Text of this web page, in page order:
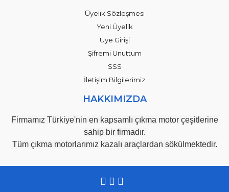
Üyelik Sözleşmesi
Yeni Üyelik
Üye Girişi
Şifremi Unuttum
SSS
İletişim Bilgilerimiz
HAKKIMIZDA
Firmamız Türkiye'nin en kapsamlı çıkma motor çeşitlerine
sahip bir firmadır.
Tüm çıkma motorlarımız kazalı araçlardan sökülmektedir.